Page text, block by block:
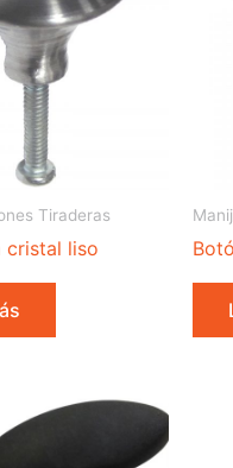
Tiraderas
cristal liso